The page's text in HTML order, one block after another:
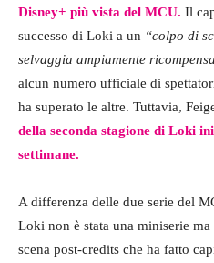
Disney+ più vista del MCU. Il
successo di Loki a un “colpo di
selvaggia ampiamente
alcun numero ufficiale di
ha superato le altre. Tuttavia,
della seconda stagione di Loki
settimane.
A differenza delle due serie del
Loki non è stata una miniserie
scena post-credits che ha fatto